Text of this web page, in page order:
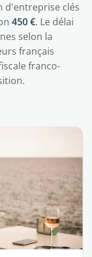
d'entreprise clés
450 €. Le délai
selon la
français
franco-